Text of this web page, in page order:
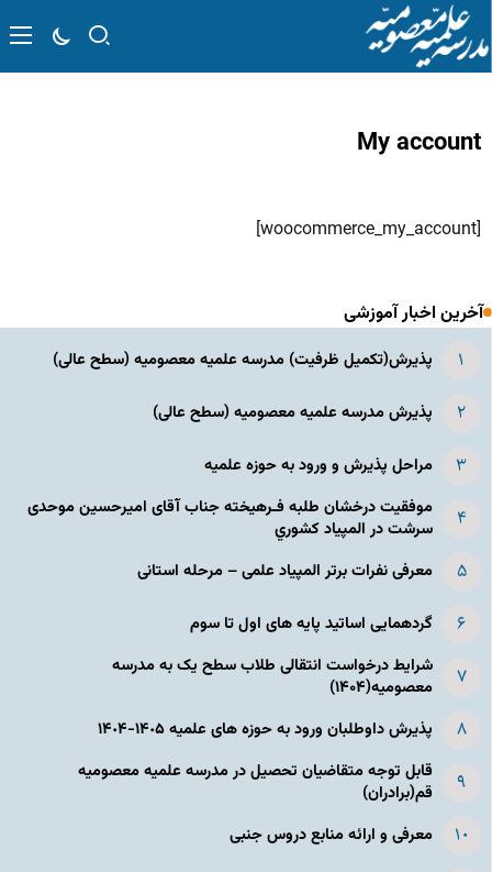
My account
[woocommerce_my_account]
آخرین اخبار آموزشی
پذیرش(تکمیل ظرفیت) مدرسه علمیه معصومیه‌ (سطح عالی)
پذیرش مدرسه علمیه معصومیه‌ (سطح عالی)
مراحل پذیرش و ورود به حوزه علمیه
موفقیت درخشان طلبه فـرهیخته جناب آقای امیرحسین موحدی
سرشت در المپياد كشوري
معرفی نفرات برتر المپیاد علمی – مرحله استانی
گردهمایی اساتید پایه های اول تا سوم
شرایط درخواست انتقالی طلاب سطح یک به مدرسه
معصومیه(۱۴۰۴)
پذیرش داوطلبان ورود به حوزه های علمیه ١۴٠۵-١۴٠۴
قابل توجه متقاضیان تحصیل در مدرسه علمیه معصومیه
قم(برادران)
معرفی و ارائه منابع دروس جنبی